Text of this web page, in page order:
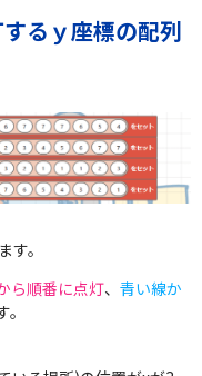
るｙ座標の配列
。
ら順番に点灯、 青い線か